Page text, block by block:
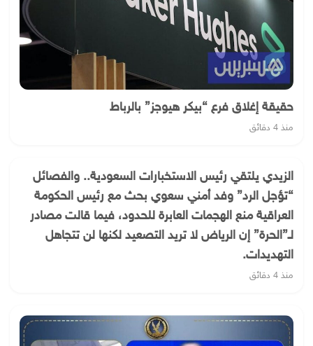
حقيقة إغلاق فرع “بيكر هيوجز” بالرباط
منذ 4 دقائق
الزيدي يلتقي رئيس الاستخبارات السعودية.. والفصائل
“تؤجل الرد” وفد أمني سعوي بحث مع رئيس الحكومة
العراقية منع الهجمات العابرة للحدود، فيما قالت مصادر
لـ”الحرة” إن الرياض لا تريد التصعيد لكنها لن تتجاهل
التهديدات.
منذ 4 دقائق